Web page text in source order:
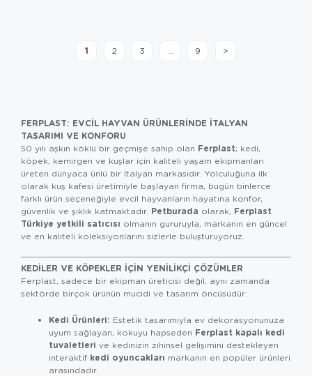
1 2 3 ... 9 >
FERPLAST: EVCIL HAYVAN ÜRÜNLERINDE İTALYAN
TASARIMI VE KONFORU
50 yılı aşkın köklü bir geçmişe sahip olan Ferplast; kedi,
köpek, kemirgen ve kuşlar için kaliteli yaşam ekipmanları
üreten dünyaca ünlü bir İtalyan markasıdır. Yolculuğuna ilk
olarak kuş kafesi üretimiyle başlayan firma, bugün binlerce
farklı ürün seçeneğiyle evcil hayvanların hayatına konfor,
güvenlik ve şıklık katmaktadır. Petburada olarak, Ferplast
Türkiye yetkili satıcısı olmanın gururuyla, markanın en güncel
ve en kaliteli koleksiyonlarını sizlerle buluşturuyoruz.
KEDILER VE KÖPEKLER İÇIN YENILIKÇI ÇÖZÜMLER
Ferplast, sadece bir ekipman üreticisi değil, aynı zamanda
sektörde birçok ürünün mucidi ve tasarım öncüsüdür:
Kedi Ürünleri: Estetik tasarımıyla ev dekorasyonunuza
uyum sağlayan, kokuyu hapseden Ferplast kapalı kedi
tuvaletleri ve kedinizin zihinsel gelişimini destekleyen
interaktif kedi oyuncakları markanın en popüler ürünleri
arasındadır.